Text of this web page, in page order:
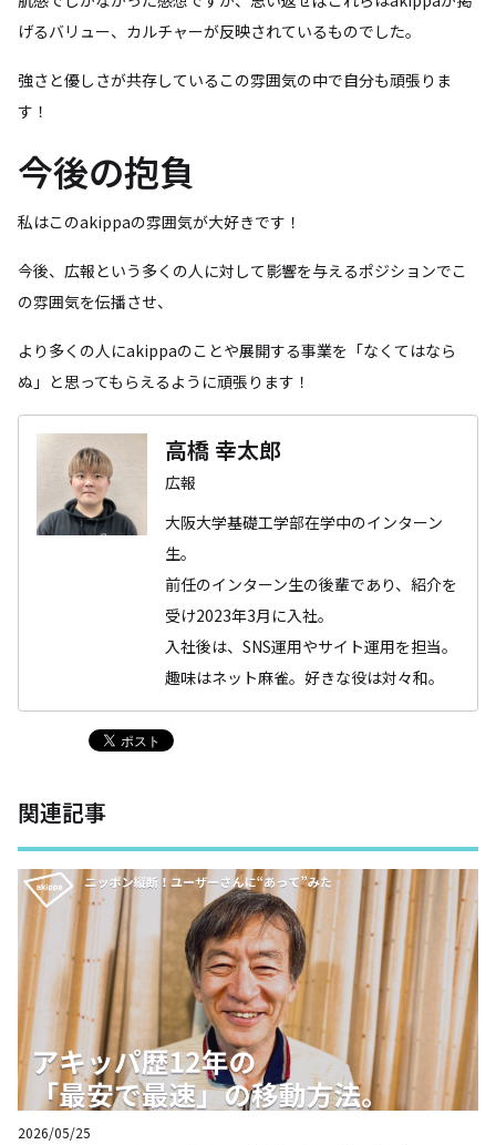
げるバリュー、カルチャーが反映されているものでした。
強さと優しさが共存しているこの雰囲気の中で自分も頑張りま
す！
今後の抱負
私はこのakippaの雰囲気が大好きです！
今後、広報という多くの人に対して影響を与えるポジションでこ
の雰囲気を伝播させ、
より多くの人にakippaのことや展開する事業を「なくてはなら
ぬ」と思ってもらえるように頑張ります！
高橋 幸太郎
広報
大阪大学基礎工学部在学中のインターン
生。
前任のインターン生の後輩であり、紹介を
受け2023年3月に入社。
入社後は、SNS運用やサイト運用を担当。
趣味はネット麻雀。好きな役は対々和。
関連記事
2026/05/25